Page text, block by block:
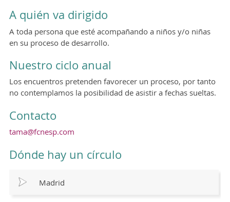
A quién va dirigido
A toda persona que esté acompañando a niños y/o niñas
en su proceso de desarrollo.
Nuestro ciclo anual
Los encuentros pretenden favorecer un proceso, por tanto
no contemplamos la posibilidad de asistir a fechas sueltas.
Contacto
tama@fcnesp.com
Dónde hay un círculo
Madrid